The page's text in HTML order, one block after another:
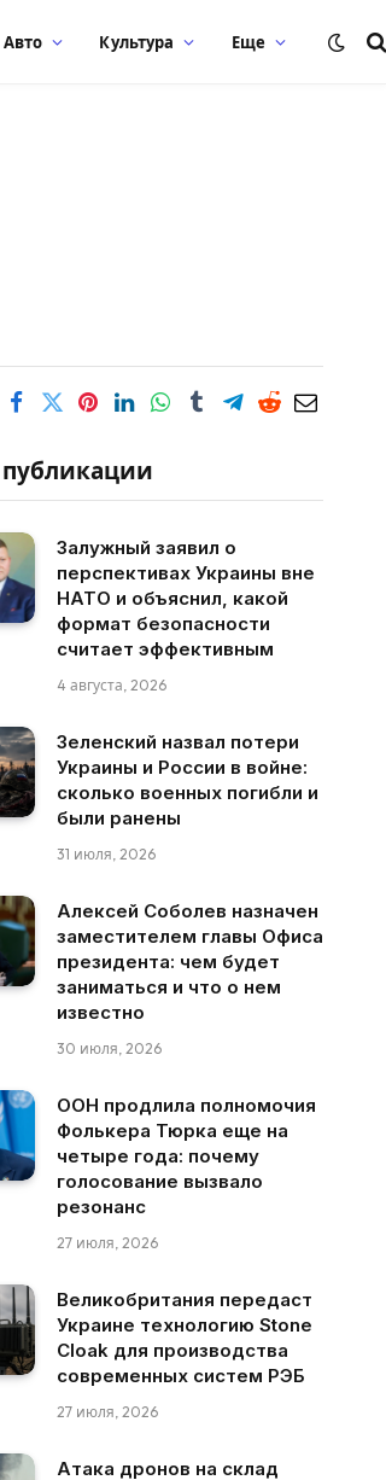
Авто Культура Еще
Залужный заявил о
перспективах Украины вне
НАТО и объяснил, какой
формат безопасности
считает эффективным
4 августа, 2026
Зеленский назвал потери
Украины и России в войне:
сколько военных погибли и
были ранены
31 июля, 2026
Алексей Соболев назначен
заместителем главы Офиса
президента: чем будет
заниматься и что о нем
известно
30 июля, 2026
ООН продлила полномочия
Фолькера Тюрка еще на
четыре года: почему
голосование вызвало
резонанс
27 июля, 2026
Великобритания передаст
Украине технологию Stone
Cloak для производства
современных систем РЭБ
27 июля, 2026
Атака дронов на склад